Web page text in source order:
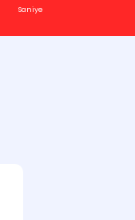
Saniye